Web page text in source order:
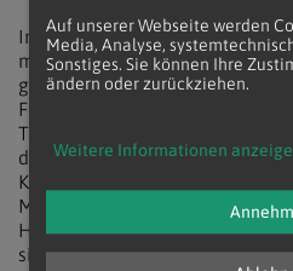
Insgesamt haben allein im
mindestens dreimonatigen
geleistet, geht aus einem
Freiwilligendienst-Servicestelle
Tendenz steigend. Der
demnach die pädagogische
Kindern und Jugendlichen,
Medizin,
Handwerk und Technik. Über
sind zwischen 18 und 25 Jahre
Auf unserer Webseite werden
Media, Analyse,
Sonstiges. Sie können Ihre
ändern oder zurückziehen.
Weitere Informationen